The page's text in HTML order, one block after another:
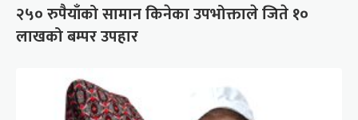
२५० रुपैयाँको सामान किनेका उपभोक्ताले जिते १०
लाखको बम्पर उपहार